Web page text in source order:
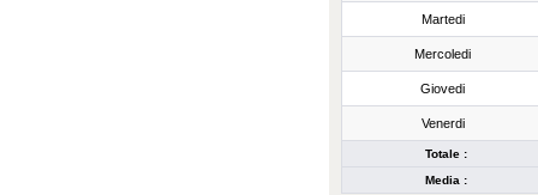
Martedi
Mercoledi
Giovedi
Venerdi
Totale :
Media :